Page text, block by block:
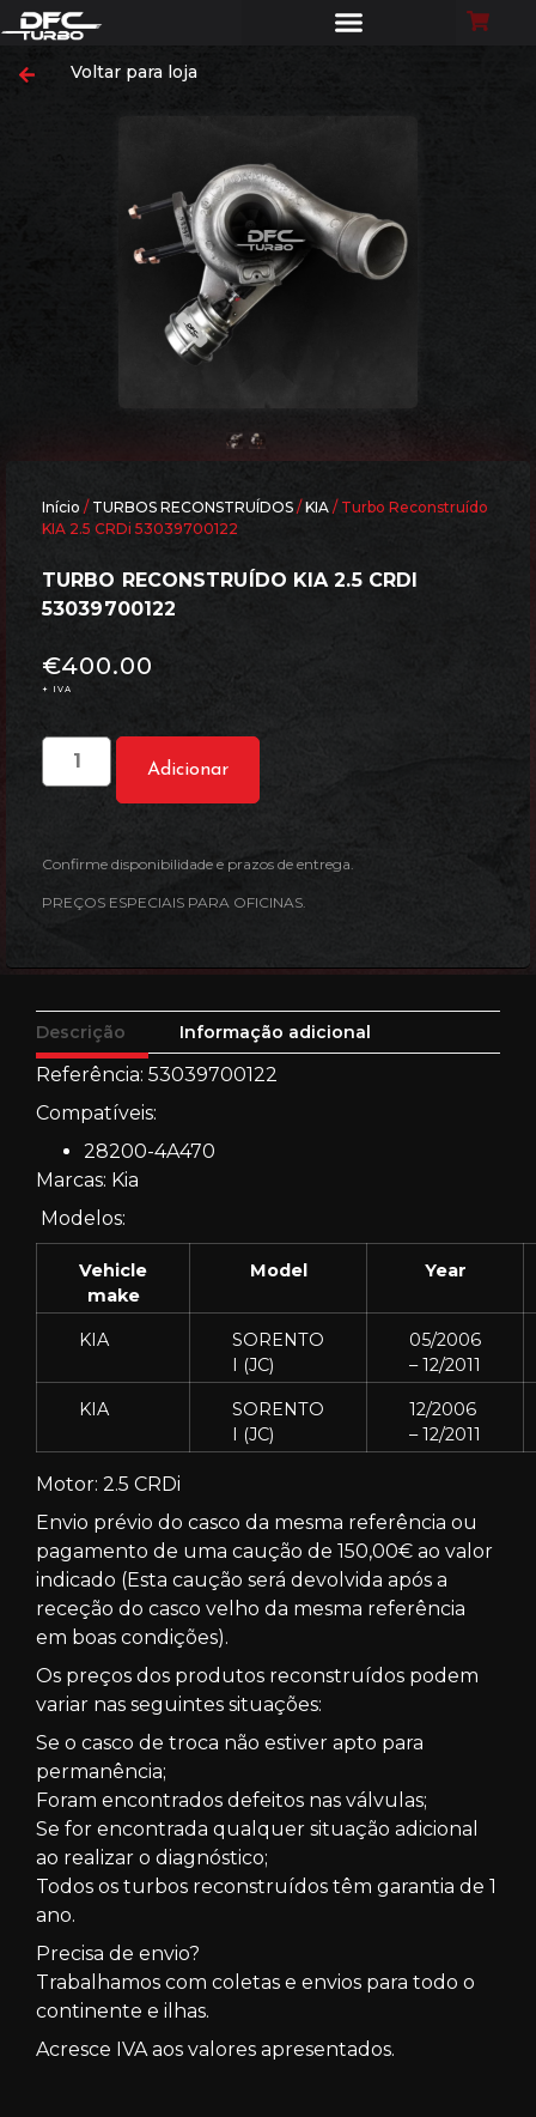
Voltar para loja
Início / TURBOS RECONSTRUÍDOS /KIA / Turbo Reconstruído
KIA 2.5 CRDi 53039700122
TURBO RECONSTRUÍDO KIA 2.5 CRDI
53039700122
€400.00
+ IVA
Adicionar
Confirme disponibilidade e prazos de entrega.
PREÇOS ESPECIAIS PARA OFICINAS.
Descrição Informação adicional
Referência: 53039700122
Compatíveis:
28200-4A470
Marcas: Kia
Modelos:
Vehicle
make
Model Year
KIA
SORENTO
I (JC)
05/2006
– 12/2011
KIA
SORENTO
I (JC)
12/2006
– 12/2011
Motor: 2.5 CRDi
Envio prévio do casco da mesma referência ou
pagamento de uma caução de 150,00€ ao valor
indicado (Esta caução será devolvida após a
receção do casco velho da mesma referência
em boas condições).
Os preços dos produtos reconstruídos podem
variar nas seguintes situações:
Se o casco de troca não estiver apto para
permanência;
Foram encontrados defeitos nas válvulas;
Se for encontrada qualquer situação adicional
ao realizar o diagnóstico;
Todos os turbos reconstruídos têm garantia de 1
ano.
Precisa de envio?
Trabalhamos com coletas e envios para todo o
continente e ilhas.
Acresce IVA aos valores apresentados.